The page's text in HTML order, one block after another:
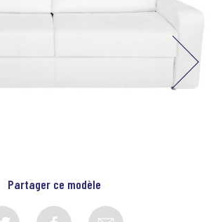
Partager ce modèle